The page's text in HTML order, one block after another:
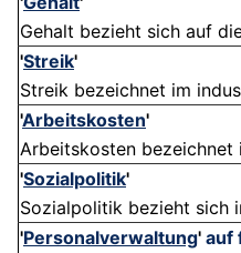
Gehalt bezieht sich auf
'Streik'
Streik bezeichnet im
'Arbeitskosten'
Arbeitskosten bezeichnet
'Sozialpolitik'
Sozialpolitik bezieht sich
'Personalverwaltung' auf